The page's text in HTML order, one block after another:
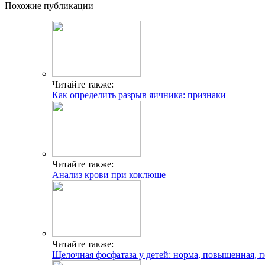
Похожие публикации
Читайте также:
Как определить разрыв яичника: признаки
Читайте также:
Анализ крови при коклюше
Читайте также:
Щелочная фосфатаза у детей: норма, повышенная,